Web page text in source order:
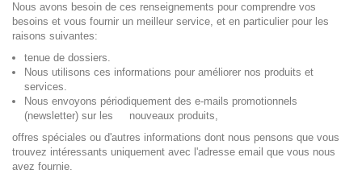
Nous avons besoin de ces renseignements pour comprendre vos
besoins et vous fournir un meilleur service, et en particulier pour les
raisons suivantes:
tenue de dossiers.
Nous utilisons ces informations pour améliorer nos produits et
services.
Nous envoyons périodiquement des e-mails promotionnels
(newsletter) sur les nouveaux produits,
offres spéciales ou d'autres informations dont nous pensons que vous
trouvez intéressants uniquement avec l'adresse email que vous nous
avez fournie.